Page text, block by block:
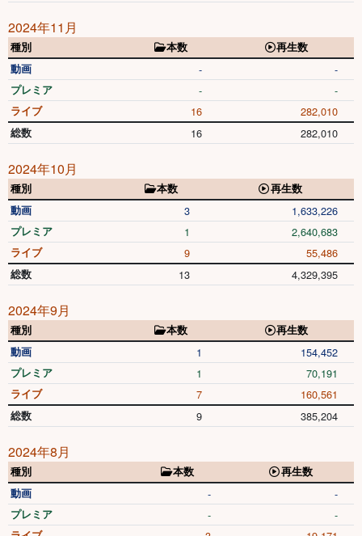
2024年11月
種別 本数
再生数
動画
- -
プレミア - -
ライブ 16 282,010
総数 16 282,010
2024年10月
種別 本数
再生数
動画
3 1,633,226
プレミア 1 2,640,683
ライブ 9 55,486
総数 13 4,329,395
2024年9月
種別 本数
再生数
動画
1 154,452
プレミア 1 70,191
ライブ 7 160,561
総数 9 385,204
2024年8月
種別 本数
再生数
動画
- -
プレミア - -